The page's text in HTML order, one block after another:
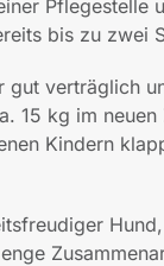
Pflegestelle
bis zu zwei
gut verträglich
15 kg im
Kindern